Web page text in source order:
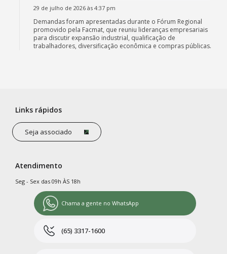
29 de julho de 2026 às 4:37 pm
Demandas foram apresentadas durante o Fórum Regional
promovido pela Facmat, que reuniu lideranças empresariais
para discutir expansão industrial, qualificação de
trabalhadores, diversificação econômica e compras públicas.
Links rápidos
Seja associado
Atendimento
Seg - Sex das 09h ÀS 18h
Chama a gente no WhatsApp
(65) 3317-1600